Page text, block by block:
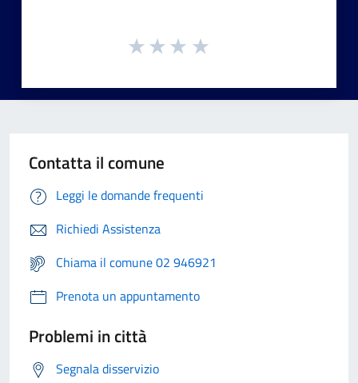
Contatta il comune
Leggi le domande frequenti
Richiedi Assistenza
Chiama il comune 02 946921
Prenota un appuntamento
Problemi in città
Segnala disservizio